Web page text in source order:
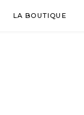
LA BOUTIQUE